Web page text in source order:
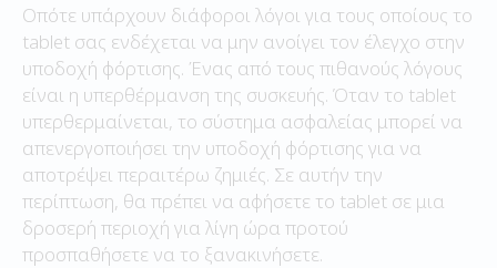
Οπότε υπάρχουν διάφοροι λόγοι για τους οποίους το
tablet σας ενδέχεται να μην ανοίγει τον έλεγχο στην
υποδοχή φόρτισης. Ένας από τους πιθανούς λόγους
είναι η υπερθέρμανση της συσκευής. Όταν το tablet
υπερθερμαίνεται, το σύστημα ασφαλείας μπορεί να
απενεργοποιήσει την υποδοχή φόρτισης για να
αποτρέψει περαιτέρω ζημιές. Σε αυτήν την
περίπτωση, θα πρέπει να αφήσετε το tablet σε μια
δροσερή περιοχή για λίγη ώρα προτού
προσπαθήσετε να το ξανακινήσετε.